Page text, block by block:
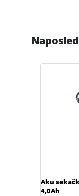
Aku
4,0Ah